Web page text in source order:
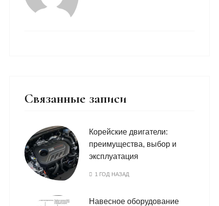
Связанные записи
Корейские двигатели:
преимущества, выбор и
эксплуатация
1 ГОД НАЗАД
Навесное оборудование